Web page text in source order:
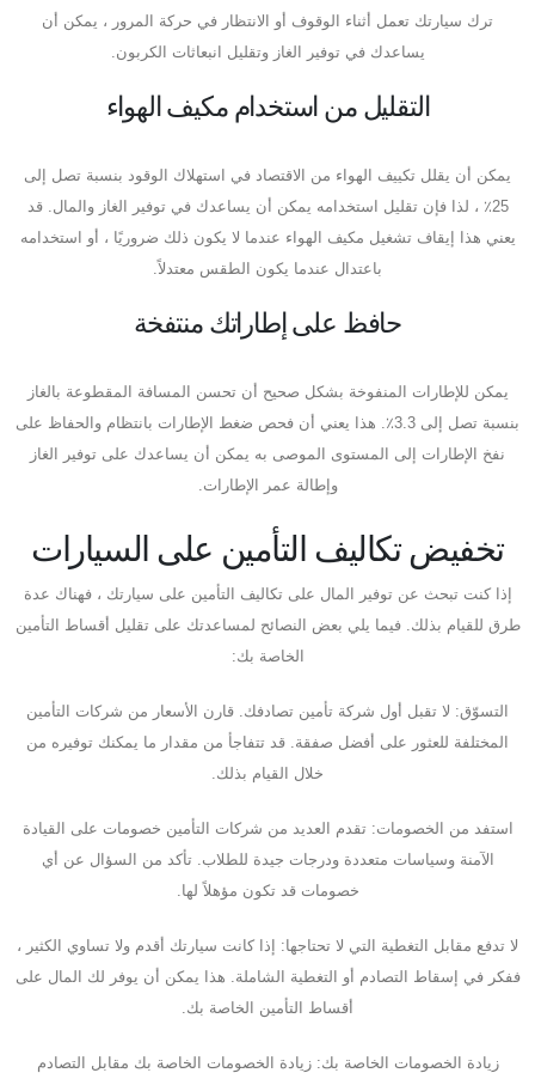
ترك سيارتك تعمل أثناء الوقوف أو الانتظار في حركة المرور ، يمكن أن
يساعدك في توفير الغاز وتقليل انبعاثات الكربون.
التقليل من استخدام مكيف الهواء
يمكن أن يقلل تكييف الهواء من الاقتصاد في استهلاك الوقود بنسبة تصل إلى
25٪ ، لذا فإن تقليل استخدامه يمكن أن يساعدك في توفير الغاز والمال. قد
يعني هذا إيقاف تشغيل مكيف الهواء عندما لا يكون ذلك ضروريًا ، أو استخدامه
باعتدال عندما يكون الطقس معتدلاً.
حافظ على إطاراتك منتفخة
يمكن للإطارات المنفوخة بشكل صحيح أن تحسن المسافة المقطوعة بالغاز
بنسبة تصل إلى 3.3٪. هذا يعني أن فحص ضغط الإطارات بانتظام والحفاظ على
نفخ الإطارات إلى المستوى الموصى به يمكن أن يساعدك على توفير الغاز
وإطالة عمر الإطارات.
تخفيض تكاليف التأمين على السيارات
إذا كنت تبحث عن توفير المال على تكاليف التأمين على سيارتك ، فهناك عدة
طرق للقيام بذلك. فيما يلي بعض النصائح لمساعدتك على تقليل أقساط التأمين
الخاصة بك:
التسوّق: لا تقبل أول شركة تأمين تصادفك. قارن الأسعار من شركات التأمين
المختلفة للعثور على أفضل صفقة. قد تتفاجأ من مقدار ما يمكنك توفيره من
خلال القيام بذلك.
استفد من الخصومات: تقدم العديد من شركات التأمين خصومات على القيادة
الآمنة وسياسات متعددة ودرجات جيدة للطلاب. تأكد من السؤال عن أي
خصومات قد تكون مؤهلاً لها.
لا تدفع مقابل التغطية التي لا تحتاجها: إذا كانت سيارتك أقدم ولا تساوي الكثير ،
ففكر في إسقاط التصادم أو التغطية الشاملة. هذا يمكن أن يوفر لك المال على
أقساط التأمين الخاصة بك.
زيادة الخصومات الخاصة بك: زيادة الخصومات الخاصة بك مقابل التصادم